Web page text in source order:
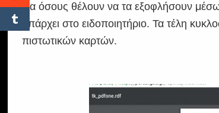
Για όσους θέλουν να τα εξοφλήσουν
υπάρχει στο ειδοποιητήριο. Τα τέλη
πιστωτικών καρτών.